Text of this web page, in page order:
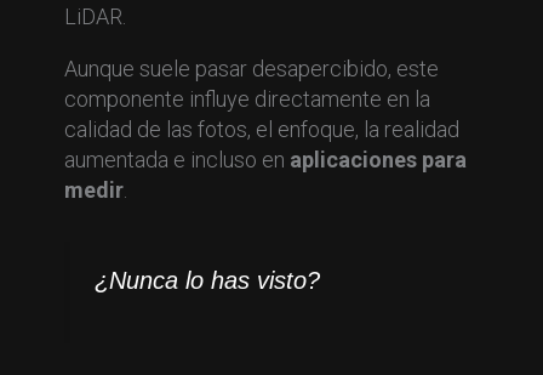
LiDAR.
Aunque suele pasar desapercibido, este
componente influye directamente en la
calidad de las fotos, el enfoque, la realidad
aumentada e incluso en aplicaciones para
medir.
¿Nunca lo has visto?